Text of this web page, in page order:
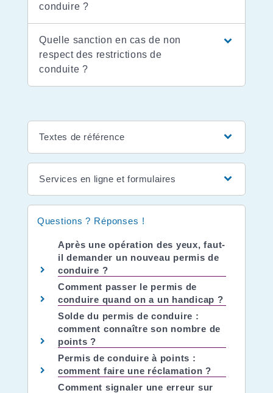
conduire ?
Quelle sanction en cas de non
respect des restrictions de
conduite ?
Textes de référence
Services en ligne et formulaires
Questions ? Réponses !
Après une opération des yeux, faut-
il demander un nouveau permis de
conduire ?
Comment passer le permis de
conduire quand on a un handicap ?
Solde du permis de conduire :
comment connaître son nombre de
points ?
Permis de conduire à points :
comment faire une réclamation ?
Comment signaler une erreur sur